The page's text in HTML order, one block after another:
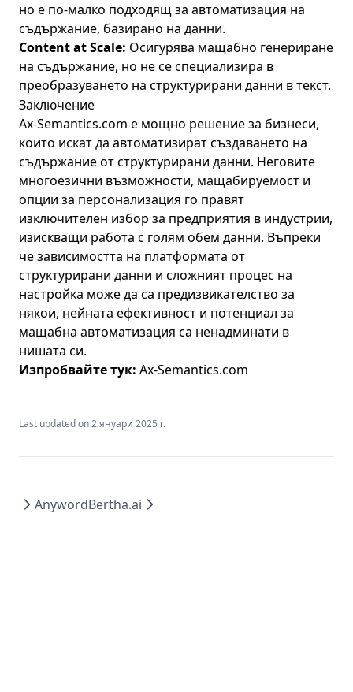
но е по-малко подходящ за автоматизация на
съдържание, базирано на данни.
Content at Scale: Осигурява мащабно генериране
на съдържание, но не се специализира в
преобразуването на структурирани данни в текст.
Заключение
Ax-Semantics.com е мощно решение за бизнеси,
които искат да автоматизират създаването на
съдържание от структурирани данни. Неговите
многоезични възможности, мащабируемост и
опции за персонализация го правят
изключителен избор за предприятия в индустрии,
изискващи работа с голям обем данни. Въпреки
че зависимостта на платформата от
структурирани данни и сложният процес на
настройка може да са предизвикателство за
някои, нейната ефективност и потенциал за
мащабна автоматизация са ненадминати в
нишата си.
Изпробвайте тук: Ax-Semantics.com
Last updated on2 януари 2025 г.
AnywordBertha.ai